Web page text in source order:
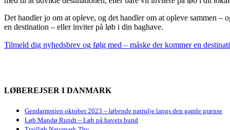
Det handler jo om at opleve, og det handler om at opleve sammen –
en destination – eller inviter på løb i din baghave.
Tilmeld dig nyhedsbrev og følg med – måske der kommer en
LØBEREJSER I DANMARK
Gendarmstien oktober 2023 – løbende patrulje langs den gamle grænse
Løb Mandø Rundt – Løb på havets bund